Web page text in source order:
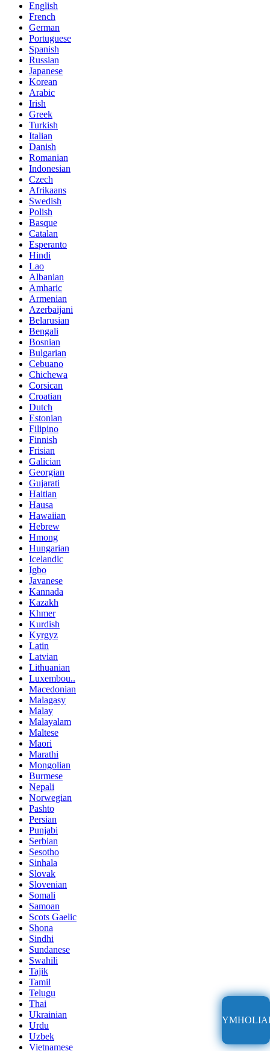
English
French
German
Portuguese
Spanish
Russian
Japanese
Korean
Arabic
Irish
Greek
Turkish
Italian
Danish
Romanian
Indonesian
Czech
Afrikaans
Swedish
Polish
Basque
Catalan
Esperanto
Hindi
Lao
Albanian
Amharic
Armenian
Azerbaijani
Belarusian
Bengali
Bosnian
Bulgarian
Cebuano
Chichewa
Corsican
Croatian
Dutch
Estonian
Filipino
Finnish
Frisian
Galician
Georgian
Gujarati
Haitian
Hausa
Hawaiian
Hebrew
Hmong
Hungarian
Icelandic
Igbo
Javanese
Kannada
Kazakh
Khmer
Kurdish
Kyrgyz
Latin
Latvian
Lithuanian
Luxembou..
Macedonian
Malagasy
Malay
Malayalam
Maltese
Maori
Marathi
Mongolian
Burmese
Nepali
Norwegian
Pashto
Persian
Punjabi
Serbian
Sesotho
Sinhala
Slovak
Slovenian
Somali
Samoan
Scots Gaelic
Shona
Sindhi
Sundanese
Swahili
Tajik
Tamil
Telugu
Thai
Ukrainian
Urdu
Uzbek
Vietnamese